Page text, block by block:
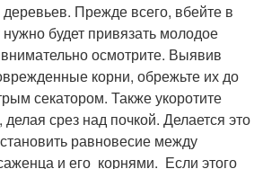
Прежде всего, вбейте в
будет привязать молодое
осмотрите. Выявив
корни, обрежьте их до
секатором. Также укоротите
делая срез над почкой. Делается это
равновесие между
и его корнями. Если этого